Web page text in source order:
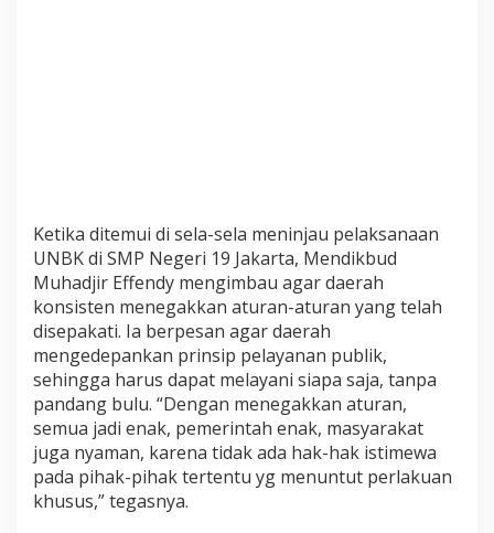
Ketika ditemui di sela-sela meninjau pelaksanaan
UNBK di SMP Negeri 19 Jakarta, Mendikbud
Muhadjir Effendy mengimbau agar daerah
konsisten menegakkan aturan-aturan yang telah
disepakati. Ia berpesan agar daerah
mengedepankan prinsip pelayanan publik,
sehingga harus dapat melayani siapa saja, tanpa
pandang bulu. “Dengan menegakkan aturan,
semua jadi enak, pemerintah enak, masyarakat
juga nyaman, karena tidak ada hak-hak istimewa
pada pihak-pihak tertentu yg menuntut perlakuan
khusus,” tegasnya.